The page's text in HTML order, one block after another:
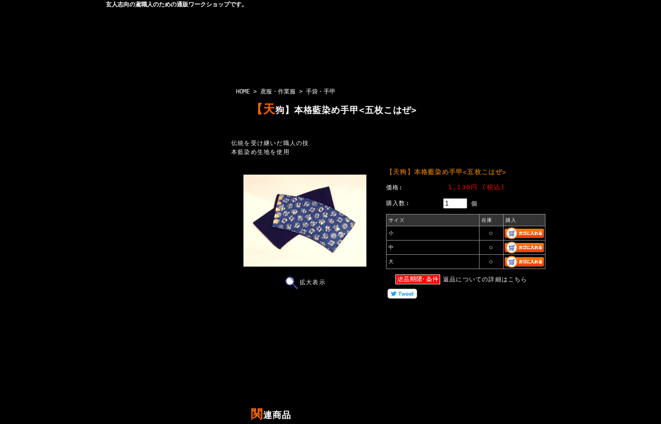
玄人志向の鳶職人のための通販ワークショップです。
HOME > 鳶服・作業服 > 手袋・手甲
【天狗】本格藍染め手甲<五枚こはぜ>
伝統を受け継いだ職人の技
本藍染め生地を使用
拡大表示
【天狗】本格藍染め手甲<五枚こはぜ>
価格: 1,130円 (税込)
購入数: 個
サイズ 在庫 購入
小 ○
中 ○
大 ○
返品についての詳細はこちら
関連商品